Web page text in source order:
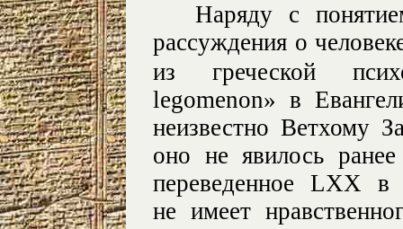
Наряду с
рассуждения о
из греческой
legomenon» в
неизвестно Ветхому
оно не явилось
переведенное LXX
не имеет